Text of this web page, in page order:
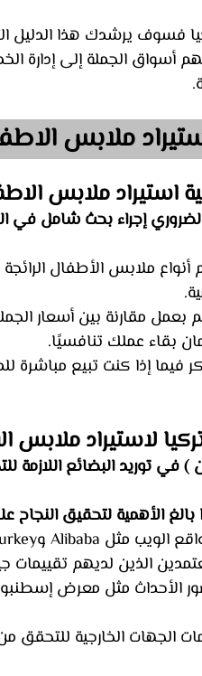
فسوف يرشدك هذا الدليل
أسواق الجملة إلى إدارة
الضروري إجراء بحث شامل في
ملابس الأطفال
بعمل مقارنة بين أسعار
بقاء عملك تنافسيًا.
توريد البضائع اللازمة
بالغ الأهمية لتحقيق
الذين لديهم تقييمات
الأحداث مثل معرض
الجهات الخارجية للتحقق